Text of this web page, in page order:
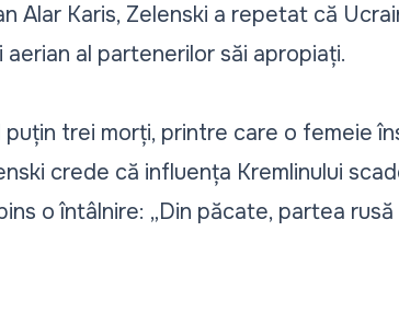
Alar Karis, Zelenski a repetat că
al partenerilor săi apropiați.
trei morți, printre care o femeie
crede că influența Kremlinului
o întâlnire: „Din păcate, partea